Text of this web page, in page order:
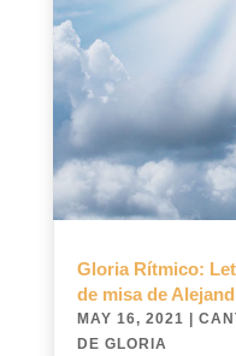
Gloria Rítmico:
de misa de
MAY 16, 2021
DE GLORIA